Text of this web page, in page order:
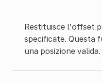
Restituisce l'offset
specificate. Questa
una posizione valida.